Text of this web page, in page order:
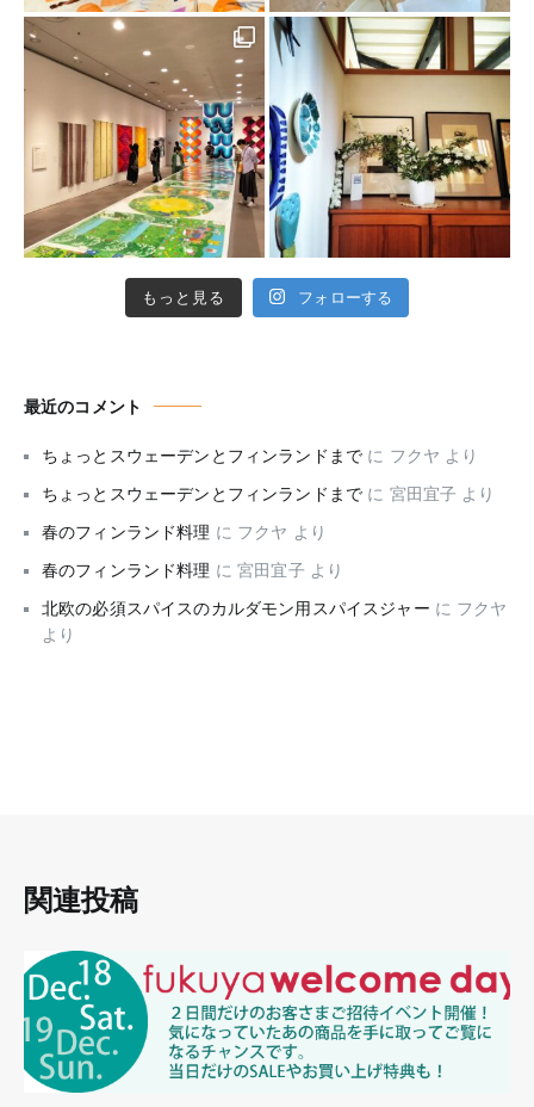
もっと見る フォローする
最近のコメント
ちょっとスウェーデンとフィンランドまで に フクヤ より
ちょっとスウェーデンとフィンランドまで に 宮田宜子 より
春のフィンランド料理 に フクヤ より
春のフィンランド料理 に宮田宜子 より
北欧の必須スパイスのカルダモン用スパイスジャー に フクヤ
より
関連投稿